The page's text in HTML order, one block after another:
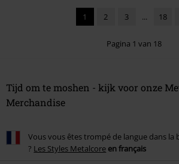
1 2 3 ... 18
Pagina 1 van 18
Tijd om te moshen - kijk voor onze
Merchandise
Vous vous êtes trompé de langue dans la
? Les Styles Metalcore en français